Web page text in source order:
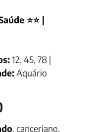
⭐⭐ |
12, 45, 78 |
Aquário
, canceriano.